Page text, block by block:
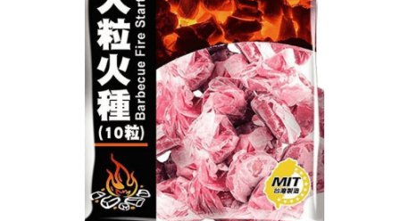
１．簡單：不需註冊會員、不需綁卡、不需儲值。
２．便利：只要手機號碼，簡訊認證，即可結帳。
３．安心：先確認商品／服務後，再付款。
【「AFTEE先享後付」結帳流程】
１．於結帳方式選擇「AFTEE先享後付」後，將跳轉至「AFTEE先享後付」
結帳頁面，進行簡訊認證並確認金額後，即可完成結帳。
２．訂單成立數日內，您將收到繳費通知簡訊。
３．收到繳費通知簡訊後14天內，點擊此簡訊中的連結，可透過四大超商／
ATM／網路銀行／等多元方式進行付款，方視為交易完成。
※ 請注意：結帳手續完成當下不需立刻繳費，但若您需要取消訂單，請聯絡
購買商品的店家。未經商家同意取消之訂單仍視為有效，需透過AFTEE先享
後付繳納相關費用。
※ 交易是否成功請以「AFTEE先享後付 」之結帳頁面顯示為準，若有關於
每筆NT$60，滿NT$599(含以上)免運費
付款後全家取貨
每筆NT$60，滿NT$599(含以上)免運費
每筆NT$60，滿NT$599(含以上)免運費
付款後7-11取貨